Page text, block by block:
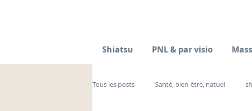
Shiatsu PNL & par visio
Tous les posts Santé, bien-être, natuel